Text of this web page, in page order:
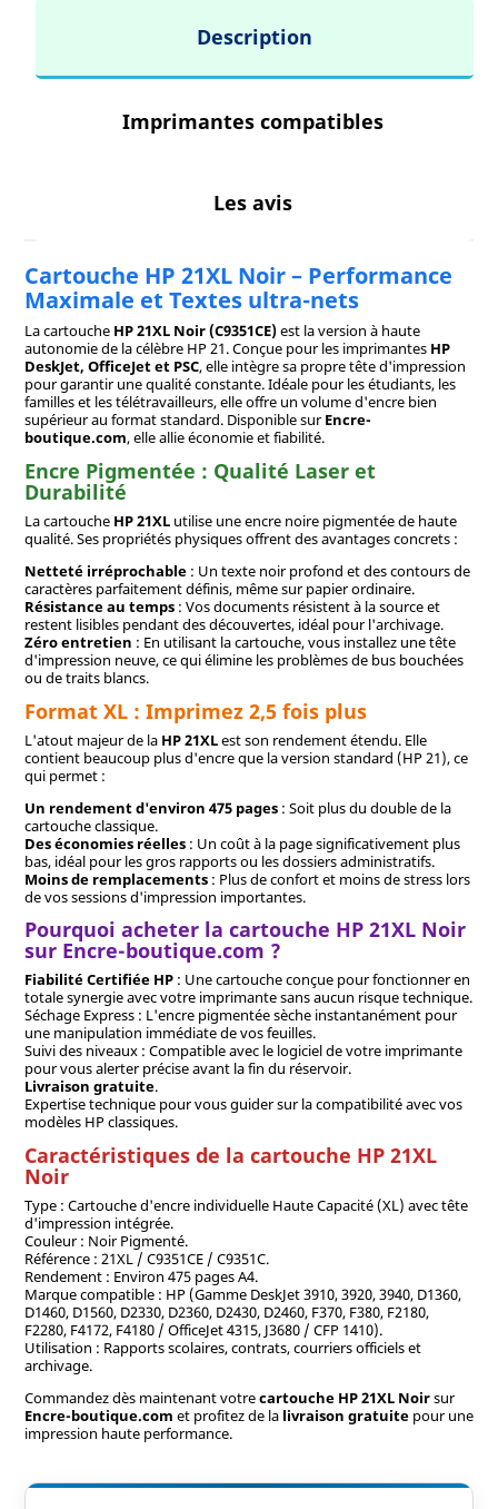
Description
Imprimantes compatibles
Les avis
Cartouche HP 21XL Noir – Performance
Maximale et Textes ultra-nets
La cartouche HP 21XL Noir (C9351CE)est la version à haute
autonomie de la célèbre HP 21. Conçue pour les imprimantes HP
DeskJet, OfficeJet et PSC, elle intègre sa propre tête d'impression
pour garantir une qualité constante. Idéale pour les étudiants, les
familles et les télétravailleurs, elle offre un volume d'encre bien
supérieur au format standard. Disponible surEncre-
boutique.com, elle allie économie et fiabilité.
Encre Pigmentée : Qualité Laser et
Durabilité
La cartouche HP 21XLutilise une encre noire pigmentée de haute
qualité. Ses propriétés physiques offrent des avantages concrets :
Netteté irréprochable: Un texte noir profond et des contours de
caractères parfaitement définis, même sur papier ordinaire.
Résistance au temps: Vos documents résistent à la source et
restent lisibles pendant des découvertes, idéal pour l'archivage.
Zéro entretien : En utilisant la cartouche, vous installez une tête
d'impression neuve, ce qui élimine les problèmes de bus bouchées
ou de traits blancs.
Format XL : Imprimez 2,5 fois plus
L'atout majeur de la HP 21XLest son rendement étendu. Elle
contient beaucoup plus d'encre que la version standard (HP 21), ce
qui permet :
Un rendement d'environ 475 pages: Soit plus du double de la
cartouche classique.
Des économies réelles: Un coût à la page significativement plus
bas, idéal pour les gros rapports ou les dossiers administratifs.
Moins de remplacements: Plus de confort et moins de stress lors
de vos sessions d'impression importantes.
Pourquoi acheter la cartouche HP 21XL Noir
sur Encre-boutique.com ?
Fiabilité Certifiée HP: Une cartouche conçue pour fonctionner en
totale synergie avec votre imprimante sans aucun risque technique.
Séchage Express : L'encre pigmentée sèche instantanément pour
une manipulation immédiate de vos feuilles.
Suivi des niveaux : Compatible avec le logiciel de votre imprimante
pour vous alerter précise avant la fin du réservoir.
Livraison gratuite.
Expertise technique pour vous guider sur la compatibilité avec vos
modèles HP classiques.
Caractéristiques de la cartouche HP 21XL
Noir
Type : Cartouche d'encre individuelle Haute Capacité (XL) avec tête
d'impression intégrée.
Couleur : Noir Pigmenté.
Référence : 21XL / C9351CE / C9351C.
Rendement : Environ 475 pages A4.
Marque compatible : HP (Gamme DeskJet 3910, 3920, 3940, D1360,
D1460, D1560, D2330, D2360, D2430, D2460, F370, F380, F2180,
F2280, F4172, F4180 / OfficeJet 4315, J3680 / CFP 1410).
Utilisation : Rapports scolaires, contrats, courriers officiels et
archivage.
Commandez dès maintenant votrecartouche HP 21XL Noirsur
Encre-boutique.com et profitez de la livraison gratuitepour une
impression haute performance.